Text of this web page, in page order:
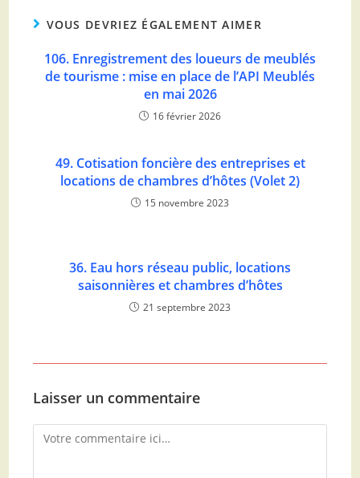
VOUS DEVRIEZ ÉGALEMENT AIMER
106. Enregistrement des loueurs de meublés
de tourisme : mise en place de l’API Meublés
en mai 2026
16 février 2026
49. Cotisation foncière des entreprises et
locations de chambres d’hôtes (Volet 2)
15 novembre 2023
36. Eau hors réseau public, locations
saisonnières et chambres d’hôtes
21 septembre 2023
Laisser un commentaire